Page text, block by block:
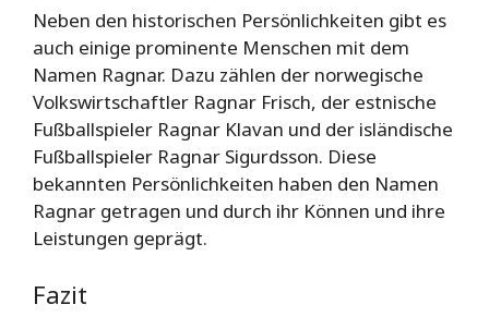
Neben den historischen Persönlichkeiten gibt es
auch einige prominente Menschen mit dem
Namen Ragnar. Dazu zählen der norwegische
Volkswirtschaftler Ragnar Frisch, der estnische
Fußballspieler Ragnar Klavan und der isländische
Fußballspieler Ragnar Sigurdsson. Diese
bekannten Persönlichkeiten haben den Namen
Ragnar getragen und durch ihr Können und ihre
Leistungen geprägt.
Fazit